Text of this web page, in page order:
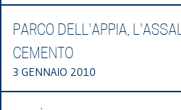
PARCO DELL'APPIA,
CEMENTO
3 GENNAIO 2010